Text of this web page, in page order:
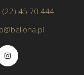
(22) 45 70 444